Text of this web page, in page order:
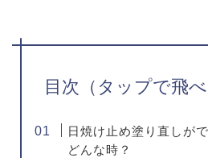
目次（タップで飛べ
日焼け止め塗り直しが
どんな時？